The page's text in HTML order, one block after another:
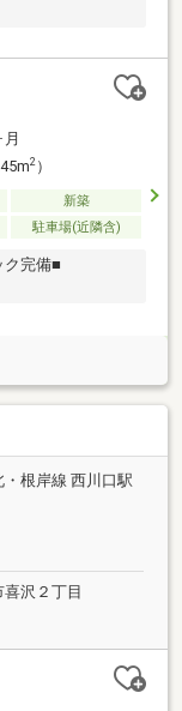
月
2）
新築
駐車場(近隣含)
ク完備■
・根岸線 西川口駅
沢２丁目